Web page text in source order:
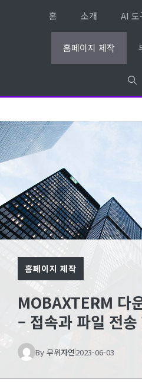
기
홈 소개 AI 도
홈페이지 제작
홈페이지 제작
MOBAXTERM 다
– 접속과 파일 전
By 무위자연2023-06-03